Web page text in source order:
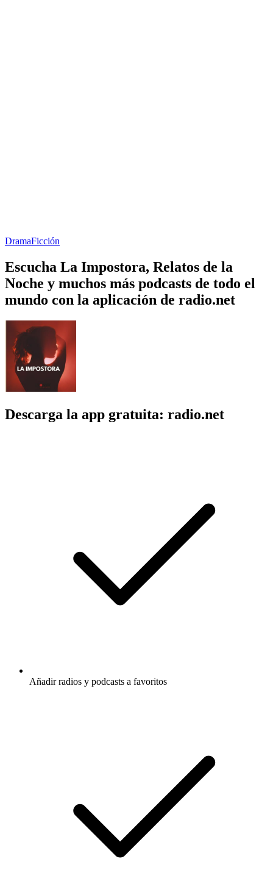
DramaFicción
Escucha La Impostora, Relatos de la
Noche y muchos más podcasts de todo el
mundo con la aplicación de radio.net
Descarga la app gratuita: radio.net
Añadir radios y podcasts a favoritos